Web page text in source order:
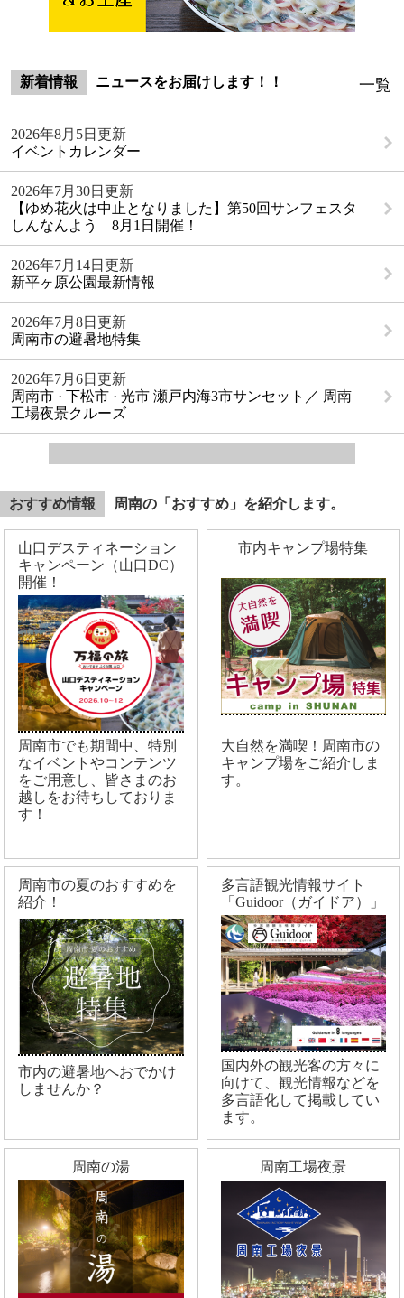
新着情報 ニュースをお届けします！！ 一覧
2026年8月5日更新
イベントカレンダー
2026年7月30日更新
【ゆめ花火は中止となりました】第50回サンフェスタ
しんなんよう 8月1日開催！
2026年7月14日更新
新平ヶ原公園最新情報
2026年7月8日更新
周南市の避暑地特集
2026年7月6日更新
周南市 · 下松市 · 光市 瀬戸内海3市サンセット／ 周南
工場夜景クルーズ
おすすめ情報 周南の「おすすめ」を紹介します。
山口デスティネーション
キャンペーン（山口DC）
開催！
周南市でも期間中、特別
なイベントやコンテンツ
をご用意し、皆さまのお
越しをお待ちしておりま
す！
市内キャンプ場特集
大自然を満喫！周南市の
キャンプ場をご紹介しま
す。
周南市の夏のおすすめを
紹介！
市内の避暑地へおでかけ
しませんか？
多言語観光情報サイト
「Guidoor（ガイドア）」
国内外の観光客の方々に
向けて、観光情報などを
多言語化して掲載してい
ます。
周南の湯 周南工場夜景